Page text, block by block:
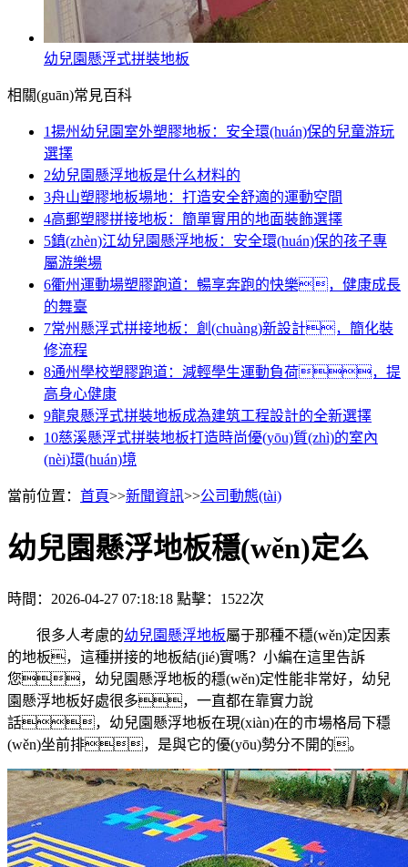
幼兒園懸浮式拼裝地板
相關(guān)常見百科
1揚州幼兒園室外塑膠地板：安全環(huán)保的兒童游玩
選擇
2幼兒園懸浮地板是什么材料的
3舟山塑膠地板場地：打造安全舒適的運動空間
4高郵塑膠拼接地板：簡單實用的地面裝飾選擇
5鎮(zhèn)江幼兒園懸浮地板：安全環(huán)保的孩子專
屬游樂場
6衢州運動場塑膠跑道：暢享奔跑的快樂，健康成長
的舞臺
7常州懸浮式拼接地板：創(chuàng)新設計，簡化裝
修流程
8通州學校塑膠跑道：減輕學生運動負荷，提
高身心健康
9龍泉懸浮式拼裝地板成為建筑工程設計的全新選擇
10慈溪懸浮式拼裝地板打造時尚優(yōu)質(zhì)的室內
(nèi)環(huán)境
當前位置： 首頁>>新聞資訊>>公司動態(tài)
幼兒園懸浮地板穩(wěn)定么
時間：2026-04-27 07:18:18 點擊：1522次
很多人考慮的幼兒園懸浮地板屬于那種不穩(wěn)定因素
的地板，這種拼接的地板結(jié)實嗎？小編在這里告訴
您，幼兒園懸浮地板的穩(wěn)定性能非常好，幼兒
園懸浮地板好處很多，一直都在靠實力說
話，幼兒園懸浮地板在現(xiàn)在的市場格局下穩
(wěn)坐前排，是與它的優(yōu)勢分不開的。